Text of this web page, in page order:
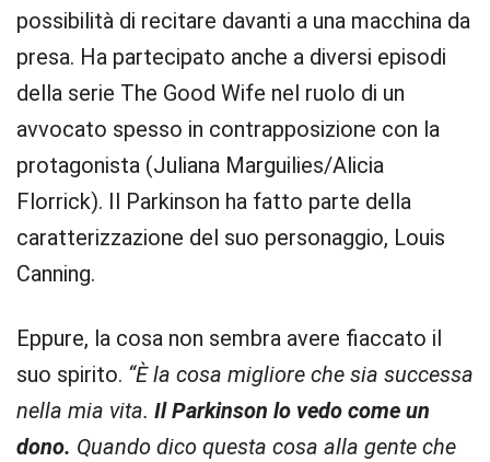
possibilità di recitare davanti a una macchina da
presa. Ha partecipato anche a diversi episodi
della serie The Good Wife nel ruolo di un
avvocato spesso in contrapposizione con la
protagonista (Juliana Marguilies/Alicia
Florrick). Il Parkinson ha fatto parte della
caratterizzazione del suo personaggio, Louis
Canning.
Eppure, la cosa non sembra avere fiaccato il
suo spirito. “È la cosa migliore che sia successa
nella mia vita. Il Parkinson lo vedo come un
dono. Quando dico questa cosa alla gente che